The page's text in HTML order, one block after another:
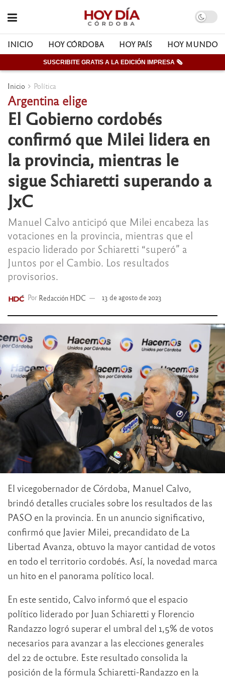
INICIO HOY CÓRDOBA HOY PAÍS HOY MUNDO
SUSCRIBITE GRATIS A LA EDICIÓN IMPRESA 🗞
Inicio Política
Argentina elige
El Gobierno cordobés
confirmó que Milei lidera en
la provincia, mientras le
sigue Schiaretti superando a
JxC
Manuel Calvo anticipó que Milei encabeza las
votaciones en la provincia, mientras que el
espacio liderado por Schiaretti “superó” a
Juntos por el Cambio. Los resultados
provisorios.
Por Redacción HDC 13 de agosto de 2023
El vicegobernador de Córdoba, Manuel Calvo,
brindó detalles cruciales sobre los resultados de las
PASO en la provincia. En un anuncio significativo,
confirmó que Javier Milei, precandidato de La
Libertad Avanza, obtuvo la mayor cantidad de votos
en todo el territorio cordobés. Así, la novedad marca
un hito en el panorama político local.
En este sentido, Calvo informó que el espacio
político liderado por Juan Schiaretti y Florencio
Randazzo logró superar el umbral del 1,5% de votos
necesarios para avanzar a las elecciones generales
del 22 de octubre. Este resultado consolida la
posición de la fórmula Schiaretti-Randazzo en la